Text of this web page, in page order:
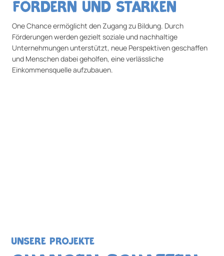
FÖRDERN UND STÄRKEN
One Chance ermöglicht den Zugang zu Bildung. Durch
Förderungen werden gezielt soziale und nachhaltige
Unternehmungen unterstützt, neue Perspektiven geschaffen
und Menschen dabei geholfen, eine verlässliche
Einkommensquelle aufzubauen.
UNSERE PROJEKTE